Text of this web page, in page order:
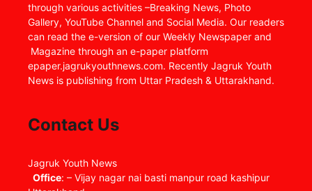
through various activities –Breaking News, Photo
Gallery, YouTube Channel and Social Media. Our readers
can read the e-version of our Weekly Newspaper and
Magazine through an e-paper platform
epaper.jagrukyouthnews.com. Recently Jagruk Youth
News is publishing from Uttar Pradesh & Uttarakhand.
Contact Us
Jagruk Youth News
Office: – Vijay nagar nai basti manpur road kashipur